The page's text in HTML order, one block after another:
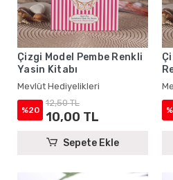
Çizgi Model Pembe Renkli
Yasin Kitabı
Mevlüt Hediyelikleri
%20
12,50 TL
10,00 TL
Sepete Ekle